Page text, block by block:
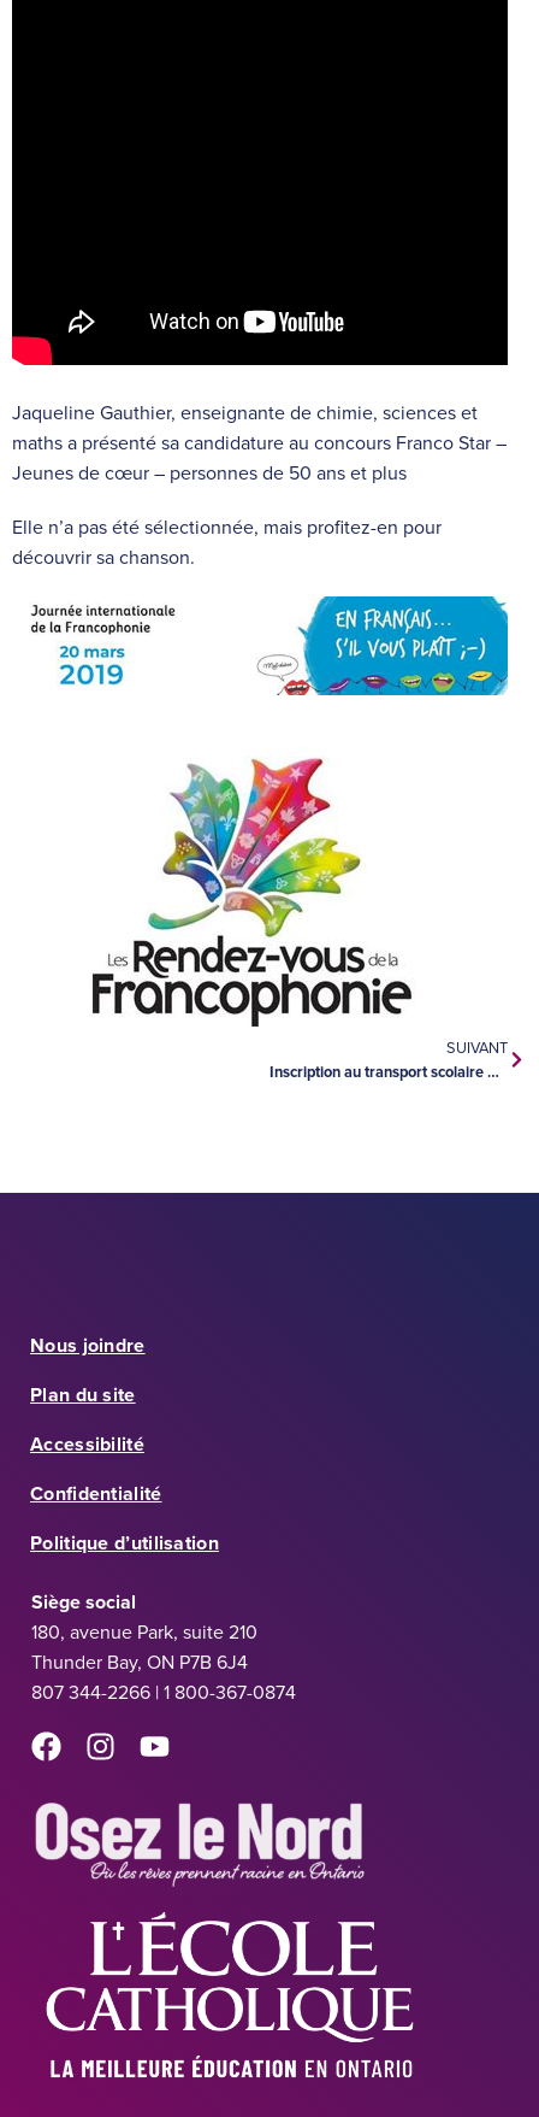
Jaqueline Gauthier, enseignante de chimie, sciences et
maths a présenté sa candidature au concours Franco Star –
Jeunes de cœur – personnes de 50 ans et plus
Elle n’a pas été sélectionnée, mais profitez-en pour
découvrir sa chanson.
SUIVANT
Inscription au transport scolaire – Thunder Bay
Nous joindre
Plan du site
Accessibilité
Confidentialité
Politique d’utilisation
Siège social
180, avenue Park, suite 210
Thunder Bay, ON P7B 6J4
807 344-2266 | 1 800-367-0874